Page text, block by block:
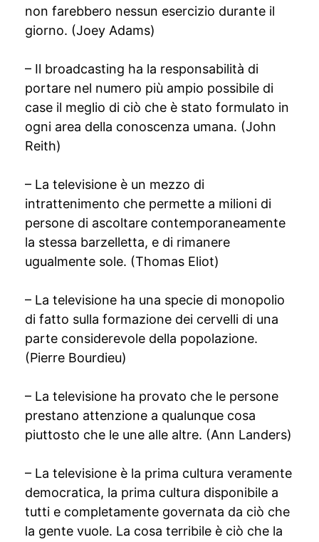
non farebbero nessun esercizio durante il
giorno. (Joey Adams)
– Il broadcasting ha la responsabilità di
portare nel numero più ampio possibile di
case il meglio di ciò che è stato formulato in
ogni area della conoscenza umana. (John
Reith)
– La televisione è un mezzo di
intrattenimento che permette a milioni di
persone di ascoltare contemporaneamente
la stessa barzelletta, e di rimanere
ugualmente sole. (Thomas Eliot)
– La televisione ha una specie di monopolio
di fatto sulla formazione dei cervelli di una
parte considerevole della popolazione.
(Pierre Bourdieu)
– La televisione ha provato che le persone
prestano attenzione a qualunque cosa
piuttosto che le une alle altre. (Ann Landers)
– La televisione è la prima cultura veramente
democratica, la prima cultura disponibile a
tutti e completamente governata da ciò che
la gente vuole. La cosa terribile è ciò che la